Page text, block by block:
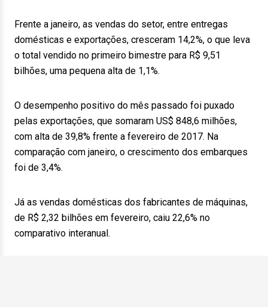
Frente a janeiro, as vendas do setor, entre entregas
domésticas e exportações, cresceram 14,2%, o que leva
o total vendido no primeiro bimestre para R$ 9,51
bilhões, uma pequena alta de 1,1%.
O desempenho positivo do mês passado foi puxado
pelas exportações, que somaram US$ 848,6 milhões,
com alta de 39,8% frente a fevereiro de 2017. Na
comparação com janeiro, o crescimento dos embarques
foi de 3,4%.
Já as vendas domésticas dos fabricantes de máquinas,
de R$ 2,32 bilhões em fevereiro, caiu 22,6% no
comparativo interanual.